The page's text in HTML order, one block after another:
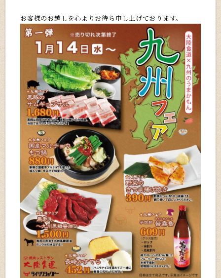
お客様のお越しを心よりお待ち申し上げております。